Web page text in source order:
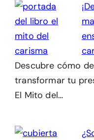
Descubre cómo
transformar tu
El Mito del…